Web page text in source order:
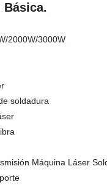
Básica.
2000W/3000W
soldadura
Máquina Láser